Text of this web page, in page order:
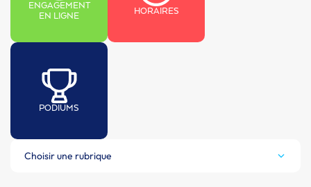
ENGAGEMENT
EN LIGNE
HORAIRES
PODIUMS
Choisir une rubrique